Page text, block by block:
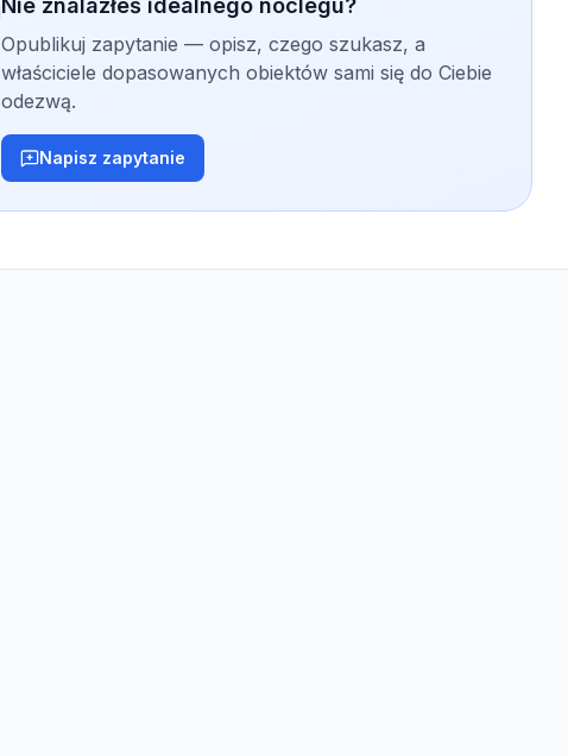
Nie znalazłeś idealnego noclegu?
Opublikuj zapytanie — opisz, czego szukasz, a
właściciele dopasowanych obiektów sami się do Ciebie
odezwą.
Napisz zapytanie